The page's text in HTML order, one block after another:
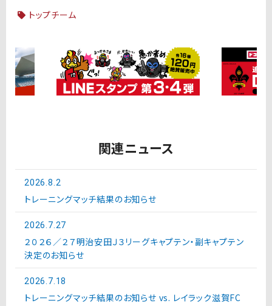
トップチーム
関連ニュース
2026.8.2
トレーニングマッチ結果のお知らせ
2026.7.27
２０２６／２７明治安田Ｊ３リーグキャプテン・副キャプテン
決定のお知らせ
2026.7.18
トレーニングマッチ結果のお知らせ vs. レイラック滋賀FC